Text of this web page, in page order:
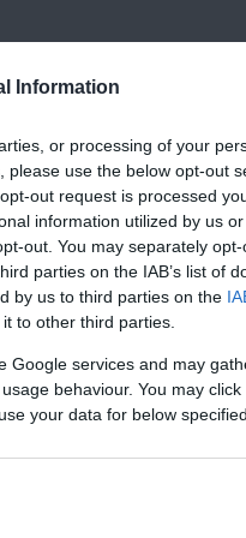
Information
or processing of your
use the below opt-out
out request is processed
information utilized by us
out. You may separately
parties on the IAB’s list of
by us to third parties on the
to other third parties.
Google services and may
behaviour. You may
your data for below
legalább 4-6
össze lehet gyűjteni a
át, hogy megszilárduljon.